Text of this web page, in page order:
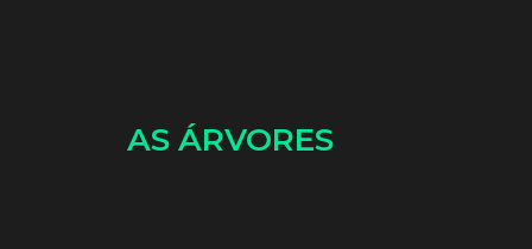
AS ÁRVORES